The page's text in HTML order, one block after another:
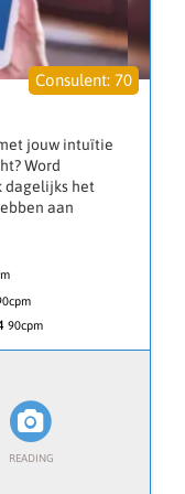
70
jouw intuïtie
Word
dagelijks het
aan
oor, maar
en
nodig hebben.
bieden
90cpm